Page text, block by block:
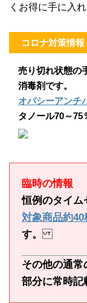
くお得に手に入れ
コロナ対策情報
売り切れ状態の
消毒剤です。
オパシーアンチ
タノール70～75
臨時の情報
恒例のタイム
対象商品約
す。
その他の通常
部分に常時記